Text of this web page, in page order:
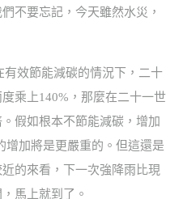
不要忘記，今天雖然水災，
有效節能減碳的情況下，二十
乘上140%，那麼在二十一世
假如根本不節能減碳，增加
增加將是更嚴重的。但這還是
的來看，下一次強降雨比現
馬上就到了。